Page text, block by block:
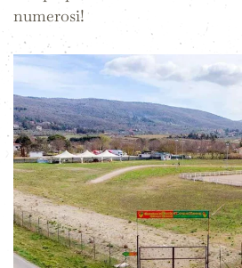
numerosi!